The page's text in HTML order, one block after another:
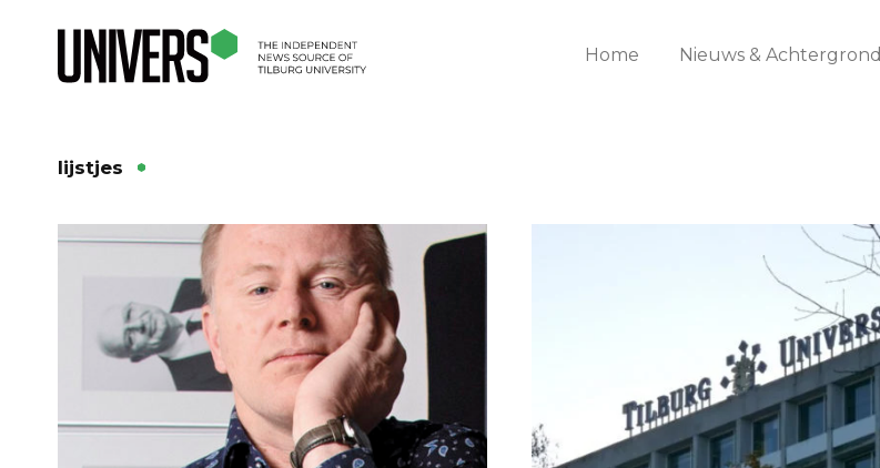
Home Nieuws & Achtergrond
lijstjes